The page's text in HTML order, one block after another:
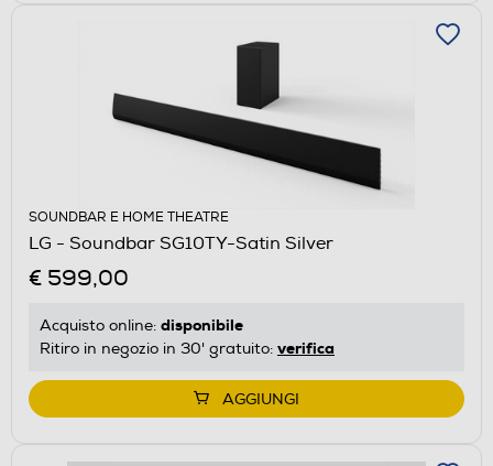
SOUNDBAR E HOME THEATRE
LG - Soundbar SG10TY-Satin Silver
€ 599,00
Acquisto online: disponibile
Ritiro in negozio in 30' gratuito: verifica
AGGIUNGI